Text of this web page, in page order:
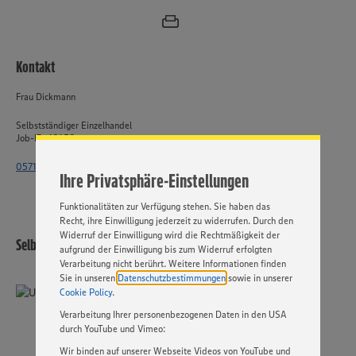
Ihre Privatsphäre-Einstellungen
Inhalte anzubieten. Ihre Einwilligung in die Nutzung von
Cookies und anderer Technologien ist freiwillig und kann
„EINSTELLUNGEN ÄNDERN”. Bitte beachten Sie, dass auf
Basis Ihrer Einstellungen ggf. nicht mehr alle
Funktionalitäten zur Verfügung stehen. Sie haben das
Recht, ihre Einwilligung jederzeit zu widerrufen. Durch den
Widerruf der Einwilligung wird die Rechtmäßigkeit der
aufgrund der Einwilligung bis zum Widerruf erfolgten
Verarbeitung nicht berührt. Weitere Informationen finden
Sie in unseren Datenschutzbestimmungen sowie in unserer
Cookie Policy.
Verarbeitung Ihrer personenbezogenen Daten in den USA
durch YouTube und Vimeo:
Wir binden auf unserer Webseite Videos von YouTube und
Kontakt
Frau Dickmann
Selbstständiger Einzelhandel
Job-ID: 62650
0571 - 802 1863
Selbstständiger Einzelhandel